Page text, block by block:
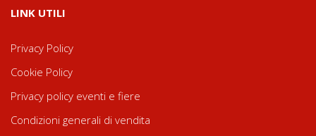
LINK UTILI
Privacy Policy
Cookie Policy
Privacy policy eventi e fiere
Condizioni generali di vendita